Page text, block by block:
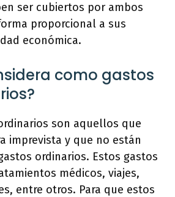
ser cubiertos por ambos
proporcional a sus
económica.
como gastos
son aquellos que
imprevista y que no están
ordinarios. Estos gastos
médicos, viajes,
entre otros. Para que estos